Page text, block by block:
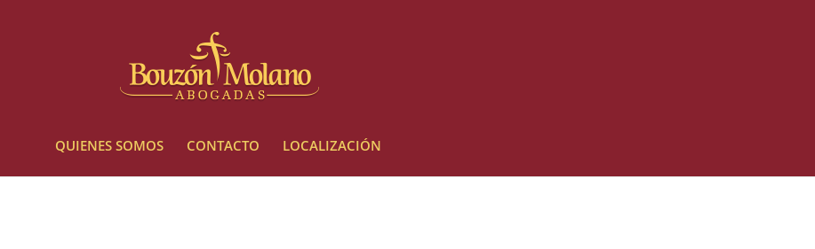
QUIENES SOMOS CONTACTO LOCALIZACIÓN